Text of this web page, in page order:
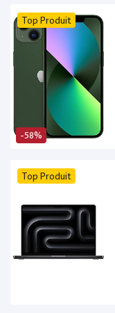
-58%
Top Produit
Top Produit